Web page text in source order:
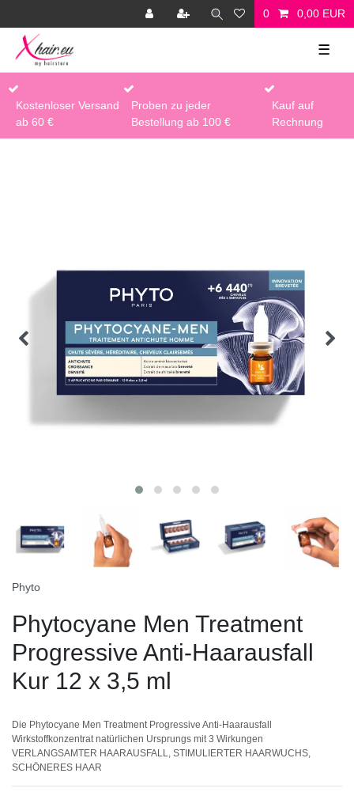
0 0,00 EUR
☰
Kostenloser Versand
ab 60 €
Proben zu jeder
Bestellung ab 100 €
Kauf auf
Rechnung
Phyto
Phytocyane Men Treatment
Progressive Anti-Haarausfall
Kur 12 x 3,5 ml
Die Phytocyane Men Treatment Progressive Anti-Haarausfall
Wirkstoffkonzentrat natürlichen Ursprungs mit 3 Wirkungen
VERLANGSAMTER HAARAUSFALL, STIMULIERTER HAARWUCHS,
SCHÖNERES HAAR